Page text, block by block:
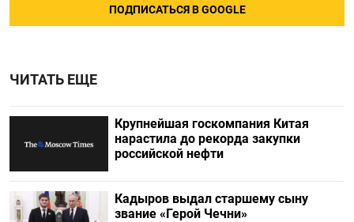
ПОДПИСАТЬСЯ В GOOGLE
ЧИТАТЬ ЕЩЕ
Крупнейшая госкомпания Китая
нарастила до рекорда закупки
российской нефти
Кадыров выдал старшему сыну
звание «Герой Чечни»